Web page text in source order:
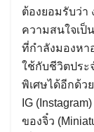
ต้องยอมรับว่า
ความสนใจเป็
ที่กำลังมองหา
ใช้กับชีวิตประ
พิเศษได้อีกด้ว
IG
ของจิ๋ว